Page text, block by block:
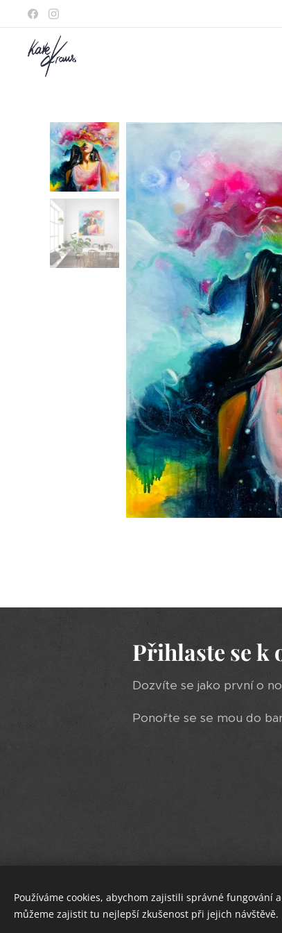
Přihlaste se k
Dozvíte se jako první o
Ponořte se se mou do
Vytvořeno službou Webnode Cookies
Používáme cookies, abychom zajistili správné fungování
můžeme zajistit tu nejlepší zkušenost při jejich návštěvě.